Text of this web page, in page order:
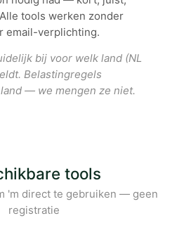
tools werken zonder
email-verplichting.
bij voor welk land (NL
Belastingregels
— we mengen ze niet.
tools
'm direct te gebruiken — geen
registratie